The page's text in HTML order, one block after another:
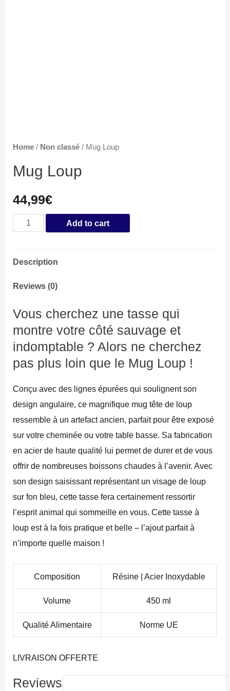
Home / Non classé / Mug Loup
Mug Loup
44,99€
Mug
Add to cart
Description
Reviews (0)
Vous cherchez une tasse qui
montre votre côté sauvage et
indomptable ? Alors ne cherchez
pas plus loin que le Mug Loup !
Conçu avec des lignes épurées qui soulignent son
design angulaire, ce magnifique mug tête de loup
ressemble à un artefact ancien, parfait pour être exposé
sur votre cheminée ou votre table basse. Sa fabrication
en acier de haute qualité lui permet de durer et de vous
offrir de nombreuses boissons chaudes à l’avenir. Avec
son design saisissant représentant un visage de loup
sur fon bleu, cette tasse fera certainement ressortir
l’esprit animal qui sommeille en vous. Cette tasse à
loup est à la fois pratique et belle – l’ajout parfait à
n’importe quelle maison !
Composition Résine | Acier Inoxydable
Volume 450 ml
Qualité Alimentaire Norme UE
LIVRAISON OFFERTE
Reviews